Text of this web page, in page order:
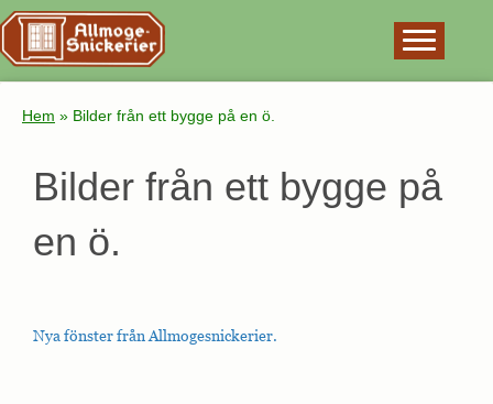
Hem » Bilder från ett bygge på en ö.
Bilder från ett bygge på
en ö.
Nya fönster från Allmogesnickerier.